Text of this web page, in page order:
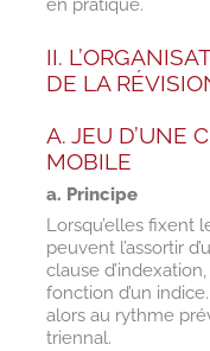
en pratique.
II.
DE LA
A. JEU D’UNE
MOBILE
a. Principe
Lorsqu’elles fixent
peuvent l’assortir
clause
fonction d’un
alors au rythme
triennal.